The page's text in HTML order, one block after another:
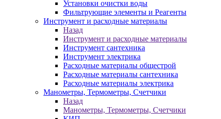
Установки очистки воды
Фильтрующие элементы и Реагенты
Инструмент и расходные материалы
Назад
Инструмент и расходные материалы
Инструмент сантехника
Инструмент электрика
Расходные материалы общестрой
Расходные материалы сантехника
Расходные материалы электрика
Манометры, Термометры, Счетчики
Назад
Манометры, Термометры, Счетчики